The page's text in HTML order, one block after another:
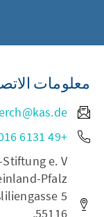
معلومات
+49 6131 2016 93 -1
e. V.,
Pfalz,
5,
55116,